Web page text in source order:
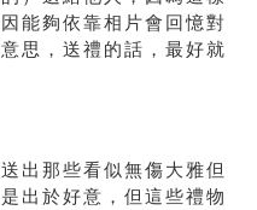
能夠依靠相片會回憶對
思，送禮的話，最好就
出那些看似無傷大雅但
出於好意，但這些禮物